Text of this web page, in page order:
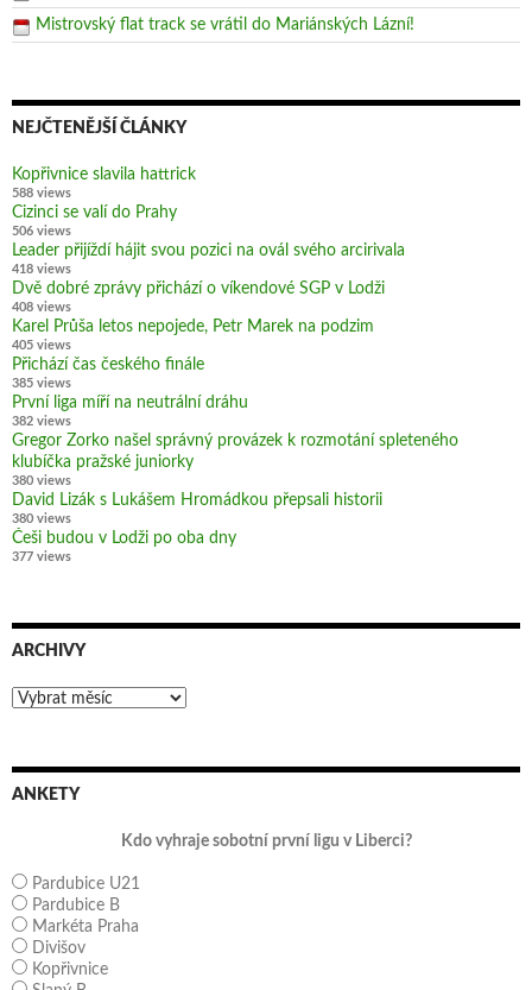
Mistrovský flat track se vrátil do Mariánských Lázní!
NEJČTENĚJŠÍ ČLÁNKY
Kopřivnice slavila hattrick
588 views
Cizinci se valí do Prahy
506 views
Leader přijíždí hájit svou pozici na ovál svého arcirivala
418 views
Dvě dobré zprávy přichází o víkendové SGP v Lodži
408 views
Karel Průša letos nepojede, Petr Marek na podzim
405 views
Přichází čas českého finále
385 views
První liga míří na neutrální dráhu
382 views
Gregor Zorko našel správný provázek k rozmotání spleteného
klubíčka pražské juniorky
380 views
David Lizák s Lukášem Hromádkou přepsali historii
380 views
Češi budou v Lodži po oba dny
377 views
ARCHIVY
Archivy
ANKETY
Kdo vyhraje sobotní první ligu v Liberci?
Pardubice U21
Pardubice B
Markéta Praha
Divišov
Kopřivnice